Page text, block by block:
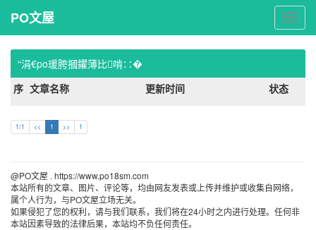
PO
文
屋
PO文屋
“涓€po瑗胯摑鑺薄比啃∷�
序 文章名称 更新时间 状态
1/1 << 1 >> 1
@PO文屋 . https://www.po18sm.com
本站所有的文章、图片、评论等，均由网友发表或上传并维护或收集自网络，
属个人行为，与PO文屋立场无关。
如果侵犯了您的权利，请与我们联系，我们将在24小时之内进行处理。任何非
本站因素导致的法律后果，本站均不负任何责任。